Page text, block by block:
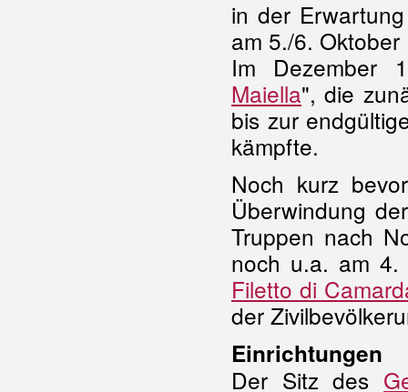
in der
am 5./6.
Im Dezember
Maiella", die
bis zur
kämpfte.
Noch kurz
Überwindung
Truppen nach
noch u.a. am
Filetto di
der
Einrichtungen
Der Sitz des